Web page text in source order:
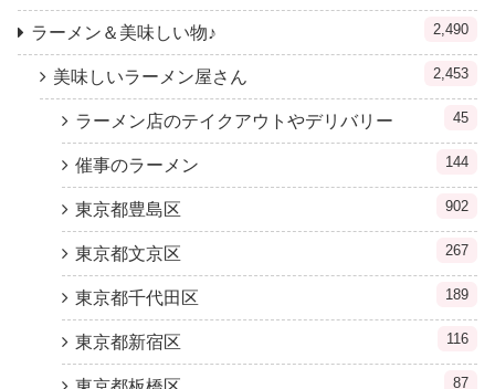
ラーメン＆美味しい物♪ 2,490
美味しいラーメン屋さん 2,453
ラーメン店のテイクアウトやデリバリー 45
催事のラーメン 144
東京都豊島区 902
東京都文京区 267
東京都千代田区 189
東京都新宿区 116
87